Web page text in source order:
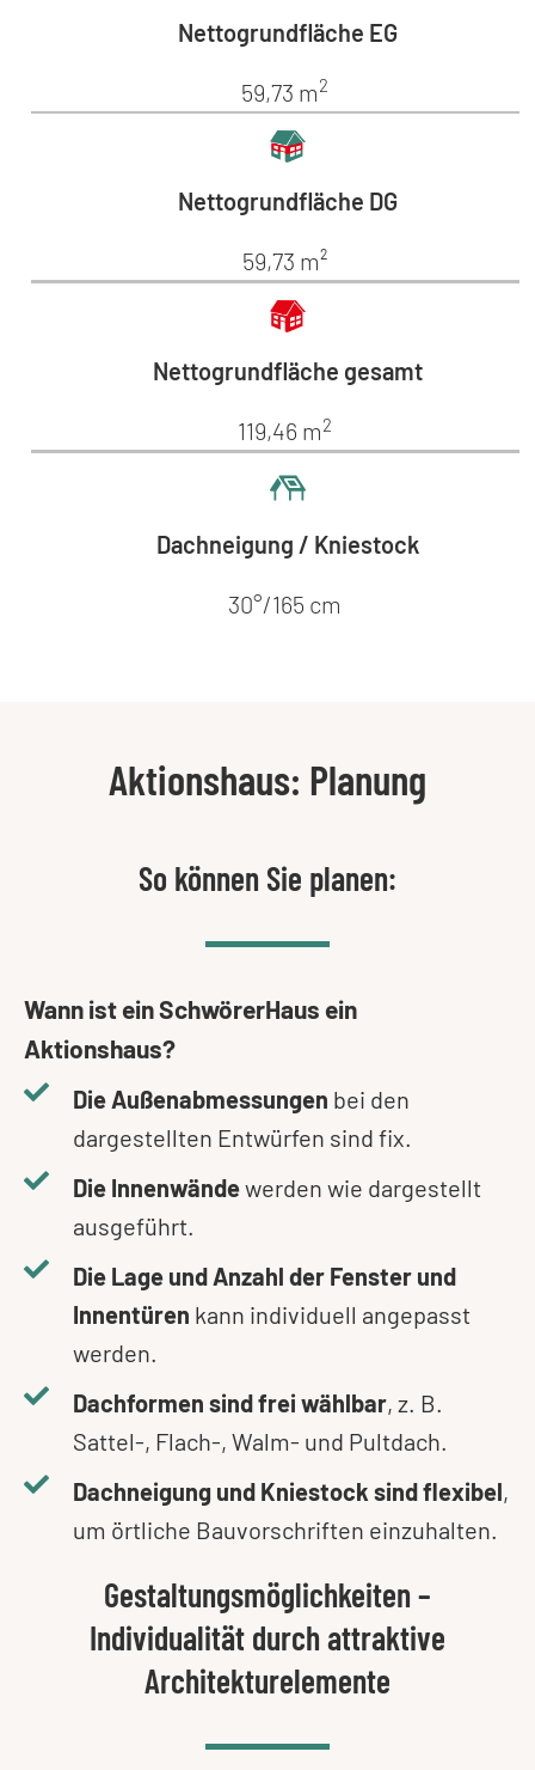
Nettogrundfläche EG
59,73 m2
Nettogrundfläche DG
59,73 m²
Nettogrundfläche gesamt
119,46 m2
Dachneigung / Kniestock
30°/165 cm
Aktionshaus: Planung
So können Sie planen:
Wann ist ein SchwörerHaus ein
Aktionshaus?
Die Außenabmessungen bei den
dargestellten Entwürfen sind fix.
Die Innenwändewerden wie dargestellt
ausgeführt.
Die Lage und Anzahl der Fenster und
Innentüren kann individuell angepasst
werden.
Dachformen sind frei wählbar, z. B.
Sattel-, Flach-, Walm- und Pultdach.
Dachneigung und Kniestock sind flexibel,
um örtliche Bauvorschriften einzuhalten.
Gestaltungsmöglichkeiten –
Individualität durch attraktive
Architekturelemente